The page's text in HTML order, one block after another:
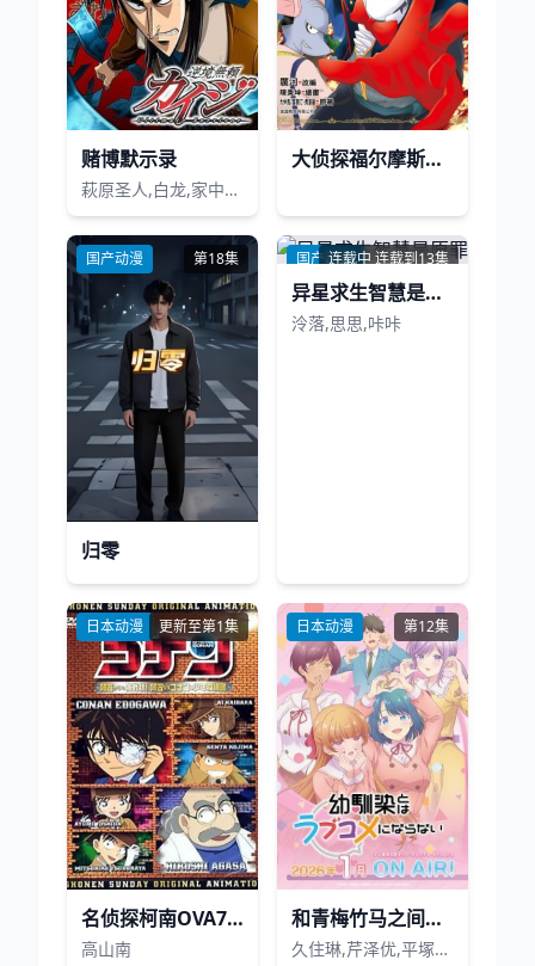
赌博默示录
萩原圣人,白龙,家中宏,立木文彦,津嘉山正种
大侦探福尔摩斯第2季
国产动漫 第18集
归零
国产动漫连载中 连载到13集
异星求生智慧是原罪
泠落,思思,咔咔
日本动漫 更新至第1集
名侦探柯南OVA7：来自阿笠的挑战书！阿笠对决柯南和少年侦探团
高山南
日本动漫 第12集
和青梅竹马之间不会有恋爱喜剧
久住琳,芹泽优,平塚纱依